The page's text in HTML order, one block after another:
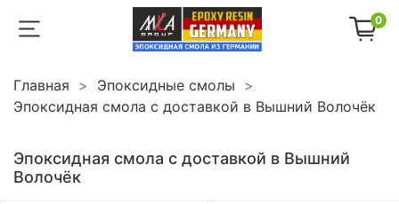
0
Главная
Эпоксидные смолы
Эпоксидная смола с доставкой в Вышний Волочёк
Эпоксидная смола с доставкой в Вышний
Волочёк